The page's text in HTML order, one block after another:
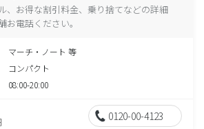
、お得な割引料金、乗り捨てなどの詳細
お電話ください。
マーチ・ノート 等
コンパクト
08:00-20:00
0120-00-4123